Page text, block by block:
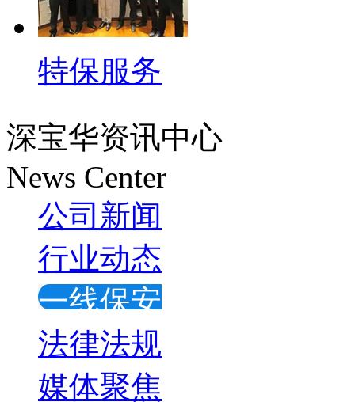
特保服务
深宝华资讯中心
News Center
公司新闻
行业动态
一线保安
法律法规
媒体聚焦